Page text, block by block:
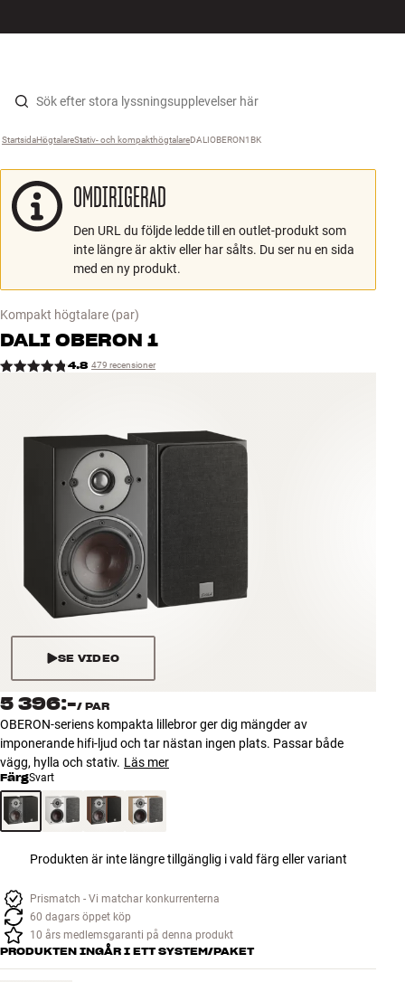
Hopp til innhold
Högtalare
Hörlurar
Surround
TV
System
Kablar
INSPIRATION
MÄRKEN
NYHETER
ERBJUDANDEN
Hitta Butik
Kundtjänst
Bygg med ljud
Företag
Startsida ›
Högtalare ›
Stativ- och kompakthögtalare ›
DALIOBERON1BK
OMDIRIGERAD
Den URL du följde ledde till en outlet-produkt som
inte längre är aktiv eller har sålts. Du ser nu en sida
med en ny produkt.
Kompakt högtalare (par)
DALIOBERON 1
4.8 479 recensioner
SE VIDEO
5 396:-/ PAR
OBERON-seriens kompakta lillebror ger dig mängder av
imponerande hifi-ljud och tar nästan ingen plats. Passar både
vägg, hylla och stativ. Läs mer
FärgSvart
Produkten är inte längre tillgänglig i vald färg eller variant
Prismatch - Vi matchar konkurrenterna
60 dagars öppet köp
10 års medlemsgaranti på denna produkt
PRODUKTEN INGÅR I ETT SYSTEM/PAKET